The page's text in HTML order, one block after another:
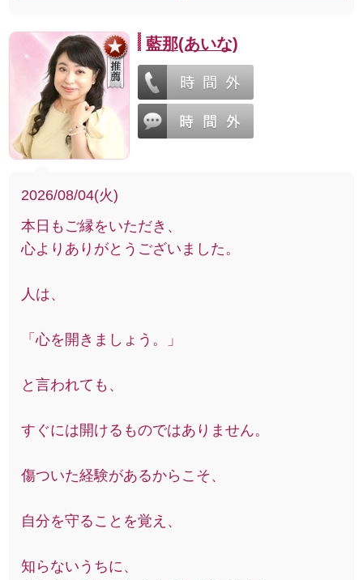
藍那(あいな)
2026/08/04(火)
本日もご縁をいただき、
心よりありがとうございました。
人は、
「心を開きましょう。」
と言われても、
すぐには開けるものではありません。
傷ついた経験があるからこそ、
自分を守ることを覚え、
知らないうちに、